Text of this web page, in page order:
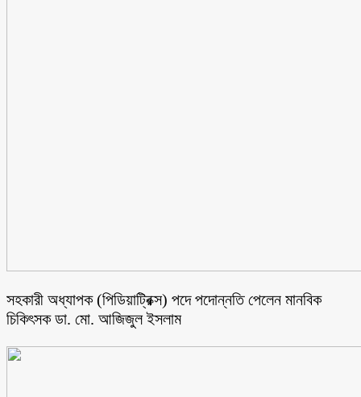
সহকারী অধ্যাপক (পিডিয়াট্রিক্স) পদে পদোন্নতি পেলেন মানবিক
চিকিৎসক ডা. মো. আজিজুল ইসলাম